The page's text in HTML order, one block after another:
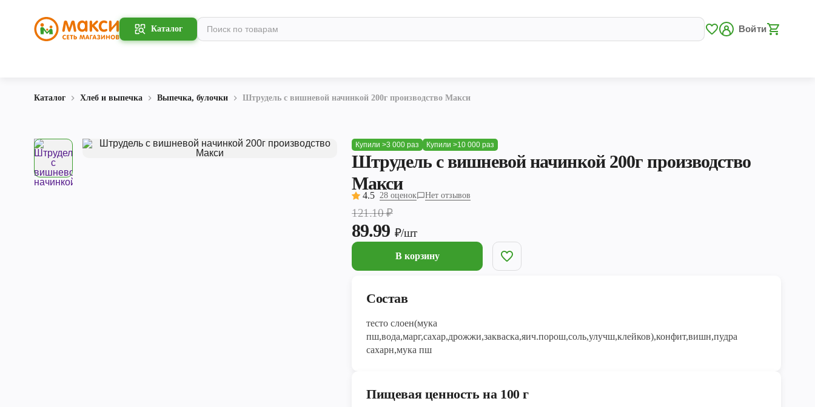
Каталог Войти
Каталог Хлеб и выпечка Выпечка, булочки Штрудель с вишневой начинкой 200г производство Макси
Купили >3 000 раз Купили >10 000 раз
Штрудель с вишневой начинкой 200г производство
Макси
4.5 28 оценок Нет отзывов
121.10₽
89.99 ₽/шт
В корзину
Состав
тесто слоен(мука
пш,вода,марг,сахар,дрожжи,закваска,яич.порош,соль,улучш,клейков),конфит,вишн,пудра
сахарн,мука пш
Пищевая ценность на 100 г